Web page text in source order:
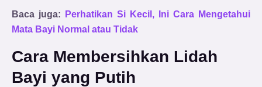
Baca juga:
Perhatikan Si Kecil, Ini Cara Mengetahui
Mata Bayi Normal atau Tidak
Cara Membersihkan Lidah
Bayi yang Putih